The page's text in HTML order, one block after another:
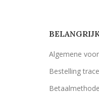
Algemene
Bestelling